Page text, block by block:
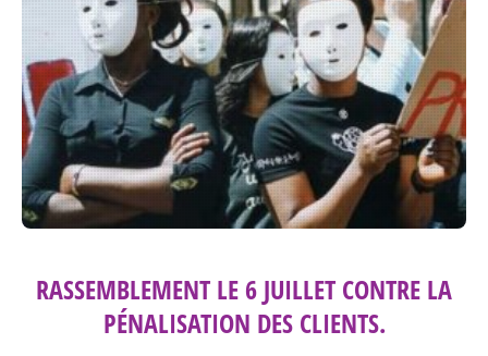
RASSEMBLEMENT LE 6 JUILLET CONTRE LA
PÉNALISATION DES CLIENTS.